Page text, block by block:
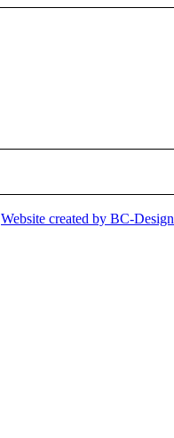
Website created by BC-Design